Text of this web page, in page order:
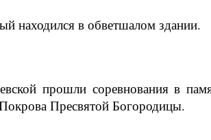
находился в обветшалом здании.
прошли соревнования в
Пресвятой Богородицы.